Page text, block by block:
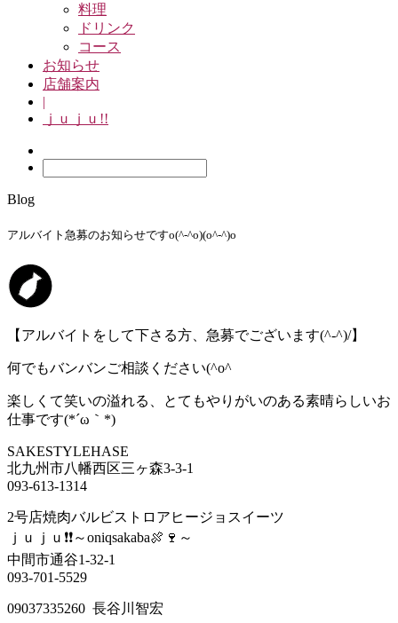
料理
ドリンク
コース
お知らせ
店舗案内
|
ｊｕｊｕ!!
Blog
アルバイト急募のお知らせですo(^-^o)(o^-^)o
【アルバイトをして下さる方、急募でございます(^-^)/】
何でもバンバンご相談ください(^o^ゞ
楽しくて笑いの溢れる、とてもやりがいのある素晴らしいお
仕事です(*´ω｀*)
SAKESTYLEHASE
北九州市八幡西区三ヶ森3-3-1
093-613-1314
2号店焼肉バルビストロアヒージョスイーツ
ｊｕｊｕ❗❗～oniqsakaba🍖🍷～
中間市通谷1-32-1
093-701-5529
09037335260 長谷川智宏